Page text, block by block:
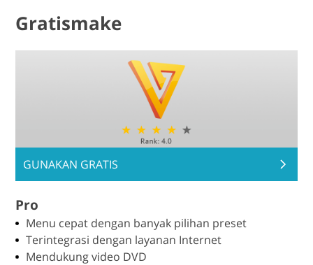
Gratismake
GUNAKAN GRATIS
Pro
Menu cepat dengan banyak pilihan preset
Terintegrasi dengan layanan Internet
Mendukung video DVD